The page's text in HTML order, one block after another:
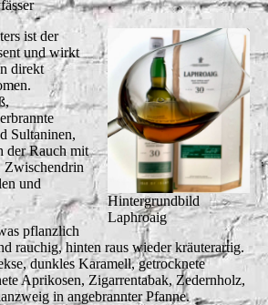
Hintergrundbild
Laphroaig
ist der
und wirkt
direkt
Sultaninen,
der Rauch mit
Zwischendrin
und
pflanzlich
rauchig, hinten raus wieder kräuterartig.
dunkles Karamell, getrocknete
Aprikosen, Zigarrentabak, Zedernholz,
in angebrannter Pfanne.